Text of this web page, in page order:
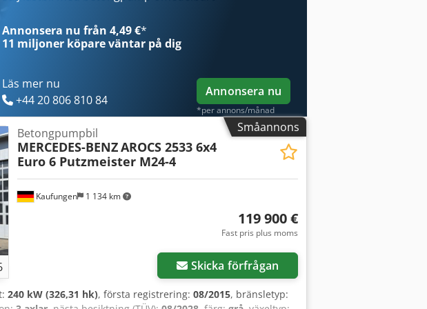
Exempel på finansiering: * Internt nummer: G400135 * Pris:
60 månader * Månatlig avbetalning: 2 180,02 € Crjdpfx Apjy
erbjudande passar dig eller om du vill anpassa det efter
Vi ser fram emot ditt samtal! Med reservation för
i inbyte. Finansiering direkt hos oss är möjlig. GOLEC
spanska, polska, ukrainska, ryska, bulgariska.
Annonsera nu från 4,49 €*
11 miljoner köpareväntar på dig
Läs mer nu
+44 20 806 810 84
Annonsera nu
*per annons/månad
Småannons
Kaufungen 1 134 km
Betongpumpbil
MERCEDES-BENZAROCS 2533 6x4
Euro 6 Putzmeister M24-4
119 900 €
Fast pris plus moms
Skicka förfrågan
240 kW (326,31 hk), första registrering: 08/2015, bränsletyp: